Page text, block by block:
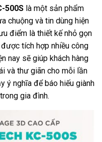
500S là một sản phẩm
chuộng và tin dùng hiện
điểm là thiết kế nhỏ gọn
tích hợp nhiều công
nay sẽ giúp khách hàng
và thư giãn cho mỗi lần
ý nghĩa để báo hiếu giành
gia đình.